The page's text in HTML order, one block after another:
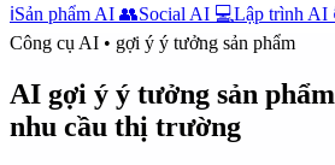
ℹ️Sản phẩm AI 👥Social AI 💻Lập trình AI
Công cụ AI • gợi ý ý tưởng sản phẩm
AI gợi ý ý tưởng sản
nhu cầu thị trường